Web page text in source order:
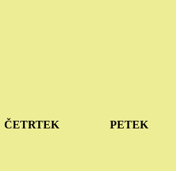
ČETRTEK
PETEK